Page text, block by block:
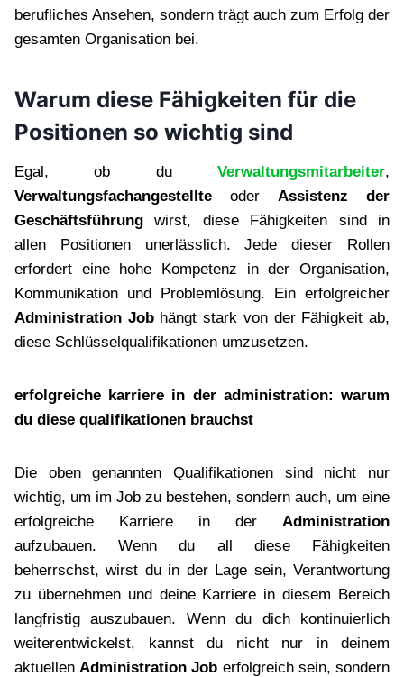
berufliches Ansehen, sondern trägt auch zum Erfolg der
gesamten Organisation bei.
Warum diese Fähigkeiten für die
Positionen so wichtig sind
Egal, ob du Verwaltungsmitarbeiter,
Verwaltungsfachangestellte oder Assistenz der
Geschäftsführung wirst, diese Fähigkeiten sind in
allen Positionen unerlässlich. Jede dieser Rollen
erfordert eine hohe Kompetenz in der Organisation,
Kommunikation und Problemlösung. Ein erfolgreicher
Administration Jobhängt stark von der Fähigkeit ab,
diese Schlüsselqualifikationen umzusetzen.
erfolgreiche karriere in der administration: warum
du diese qualifikationen brauchst
Die oben genannten Qualifikationen sind nicht nur
wichtig, um im Job zu bestehen, sondern auch, um eine
erfolgreiche Karriere in der Administration
aufzubauen. Wenn du all diese Fähigkeiten
beherrschst, wirst du in der Lage sein, Verantwortung
zu übernehmen und deine Karriere in diesem Bereich
langfristig auszubauen. Wenn du dich kontinuierlich
weiterentwickelst, kannst du nicht nur in deinem
aktuellen Administration Job erfolgreich sein, sondern